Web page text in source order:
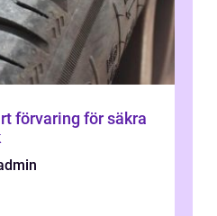
förvaring för säkra